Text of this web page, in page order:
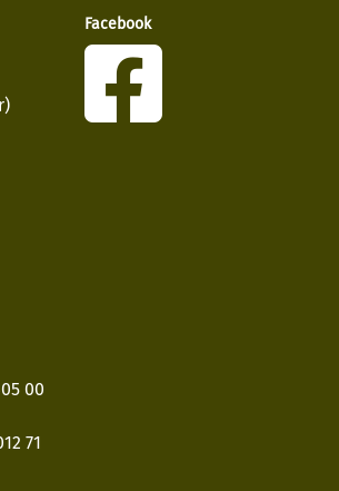
00
71
Facebook